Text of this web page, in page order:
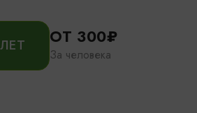
ОТ 300₽
За человека